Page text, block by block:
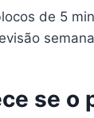
de 5
se o